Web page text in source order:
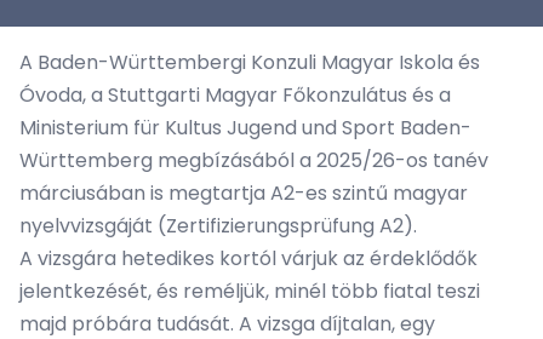
A Baden-Württembergi Konzuli Magyar Iskola és
Óvoda, a Stuttgarti Magyar Főkonzulátus és a
Ministerium für Kultus Jugend und Sport Baden-
Württemberg megbízásából a 2025/26-os tanév
márciusában is megtartja A2-es szintű magyar
nyelvvizsgáját (Zertifizierungsprüfung A2).
A vizsgára hetedikes kortól várjuk az érdeklődők
jelentkezését, és reméljük, minél több fiatal teszi
majd próbára tudását. A vizsga díjtalan, egy